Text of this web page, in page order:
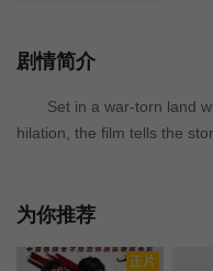
剧情简介
Set in a war-torn land
hilation, the film tells the
ctive war campaign. When
en tribe that believes he
为你推荐
正片